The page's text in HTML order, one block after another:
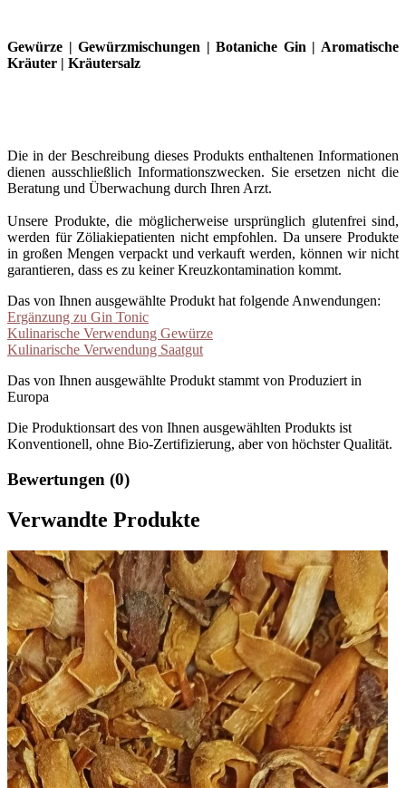
Gewürze | Gewürzmischungen | Botaniche Gin | Aromatische
Kräuter | Kräutersalz
Die in der Beschreibung dieses Produkts enthaltenen Informationen
dienen ausschließlich Informationszwecken. Sie ersetzen nicht die
Beratung und Überwachung durch Ihren Arzt.
Unsere Produkte, die möglicherweise ursprünglich glutenfrei sind,
werden für Zöliakiepatienten nicht empfohlen. Da unsere Produkte
in großen Mengen verpackt und verkauft werden, können wir nicht
garantieren, dass es zu keiner Kreuzkontamination kommt.
Das von Ihnen ausgewählte Produkt hat folgende Anwendungen:
Ergänzung zu Gin Tonic
Kulinarische Verwendung Gewürze
Kulinarische Verwendung Saatgut
Das von Ihnen ausgewählte Produkt stammt von Produziert in
Europa
Die Produktionsart des von Ihnen ausgewählten Produkts ist
Konventionell, ohne Bio-Zertifizierung, aber von höchster Qualität.
Bewertungen (0)
Verwandte Produkte